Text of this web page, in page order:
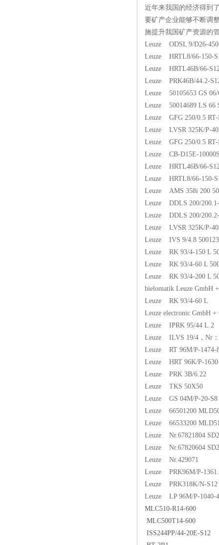
近年来我国的经济得到
要矿产企业能够不断调
施提升我国矿产资源的
Leuze ODSL 9/D26-
Leuze HRTL8/66-150-
Leuze HRTL46B/66-
Leuze PRK46B/44.2-
Leuze 50105653 GS 06/
Leuze 50014689 LS 66
Leuze GFG 250/0.5
Leuze LVSR 325K/P-
Leuze GFG 250/0.5
Leuze CB-D15E-
Leuze HRTL46B/66-
Leuze HRTL8/66-150-
Leuze AMS 358i 200
Leuze DDLS 200/200.1-
Leuze DDLS 200/200.2-
Leuze LVSR 325K/P-
Leuze IVS 9/4.8
Leuze RK 93/4-150 L
Leuze RK 93/4-60 L
Leuze RK 93/4-200 L
bielomatik Leuze GmbH
Leuze RK 93/4-60 L
Leuze electronic GmbH
Leuze IPRK 95/44 L.2
Leuze ILVS 19/4，Nr：
Leuze RT 96M/P-1474-
Leuze HRT 96K/P-
Leuze PRK 3B/6.22
Leuze TKS 50X50
Leuze GS 04M/P-20-S8
Leuze 66501200
Leuze 66533200
Leuze Nr.67821804
Leuze Nr.67820604
Leuze Nr.429071
Leuze PRK96M/P-
Leuze PRK318K/N-S12
Leuze LP 96M/P-1040-4
MLC510-R14-600
MLC500T14-600
ISS244PP/44-20E-S12